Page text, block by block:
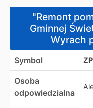
"Remont"Remont
Gminnej
Wyrach
Symbol
Osoba
odpowiedzialna